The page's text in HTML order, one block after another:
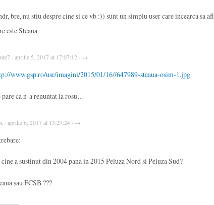
bre, nu stiu despre cine si ce vb :)) sunt un simplu user care incearca sa
este Steaua.
· aprilie 5, 2017 at 17:07:12 · →
www.gsp.ro/usr/imagini/2015/01/16//647989-steaua-osim-1.jpg
pare ca n-a renuntat la rosu…
· aprilie 6, 2017 at 13:27:24 · →
cine a sustinut din 2004 pana in 2015 Peluza Nord si Peluza Sud?
sau FCSB ???